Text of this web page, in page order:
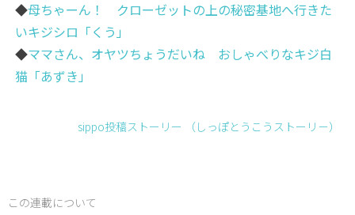
◆母ちゃーん！ クローゼットの上の秘密基地へ行きた
いキジシロ「くう」
◆ママさん、オヤツちょうだいね おしゃべりなキジ白
猫「あずき」
sippo投稿ストーリー （しっぽとうこうストーリ－）
この連載について